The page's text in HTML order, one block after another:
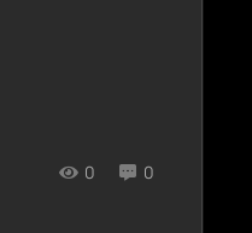
0 0